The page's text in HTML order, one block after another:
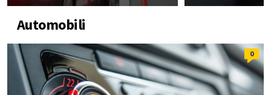
Automobili
0